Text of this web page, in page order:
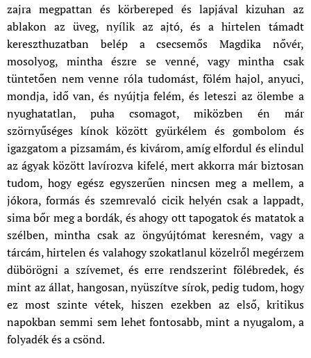
zajra megpattan és körbereped és lapjával kizuhan az
ablakon az üveg, nyílik az ajtó, és a hirtelen támadt
kereszthuzatban belép a csecsemős Magdika nővér,
mosolyog, mintha észre se venné, vagy mintha csak
tüntetően nem venne róla tudomást, fölém hajol, anyuci,
mondja, idő van, és nyújtja felém, és leteszi az ölembe a
nyughatatlan, puha csomagot, miközben én már
szörnyűséges kínok között gyürkélem és gombolom és
igazgatom a pizsamám, és kivárom, amíg elfordul és elindul
az ágyak között lavírozva kifelé, mert akkorra már biztosan
tudom, hogy egész egyszerűen nincsen meg a mellem, a
jókora, formás és szemrevaló cicik helyén csak a lappadt,
sima bőr meg a bordák, és ahogy ott tapogatok és matatok a
szélben, mintha csak az öngyújtómat keresném, vagy a
tárcám, hirtelen és valahogy szokatlanul közelről megérzem
dübörögni a szívemet, és erre rendszerint fölébredek, és
mint az állat, hangosan, nyüszítve sírok, pedig tudom, hogy
ez most szinte vétek, hiszen ezekben az első, kritikus
napokban semmi sem lehet fontosabb, mint a nyugalom, a
folyadék és a csönd.